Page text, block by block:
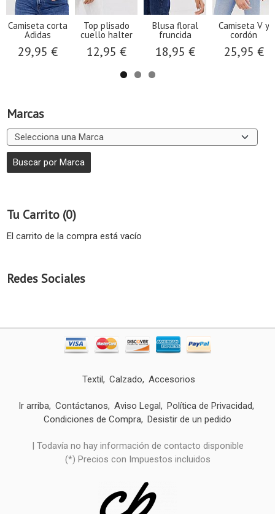
Marcas
Tu Carrito (0)
El carrito de la compra está vacío
Redes Sociales
Camiseta corta
Adidas
29,95 €
Top plisado
cuello halter
12,95 €
Blusa floral
fruncida
18,95 €
Camiseta V y
cordón
25,95 €
Textil Calzado Accesorios
Ir arriba Contáctanos Aviso Legal
Política de Privacidad
Condiciones de Compra Desistir de un pedido
| Todavía no hay información de contacto disponible
(*) Precios con Impuestos incluidos